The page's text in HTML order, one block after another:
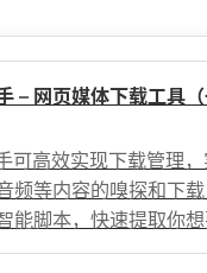
– 网页媒体下载工具
可高效实现下载管理
频等内容的嗅探和下
能脚本，快速提取你想